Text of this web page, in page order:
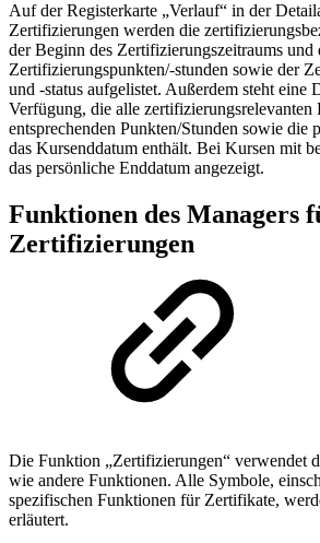
Auf der Registerkarte „Verlauf“ in der
Zertifizierungen werden die
der Beginn des Zertifizierungszeitraums und
Zertifizierungspunkten/-stunden sowie der
und -status aufgelistet. Außerdem steht eine
Verfügung, die alle zertifizierungsrelevanten
entsprechenden Punkten/Stunden sowie die
das Kursenddatum enthält. Bei Kursen mit
das persönliche Enddatum angezeigt.
Funktionen des Managers
Zertifizierungen
Die Funktion „Zertifizierungen“ verwendet
wie andere Funktionen. Alle Symbole,
spezifischen Funktionen für Zertifikate,
erläutert.